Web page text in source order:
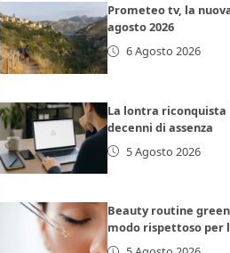
Prometeo tv, la
agosto 2026
6 Agosto 2026
La lontra
decenni di assenza
5 Agosto 2026
Beauty routine
modo rispettoso per